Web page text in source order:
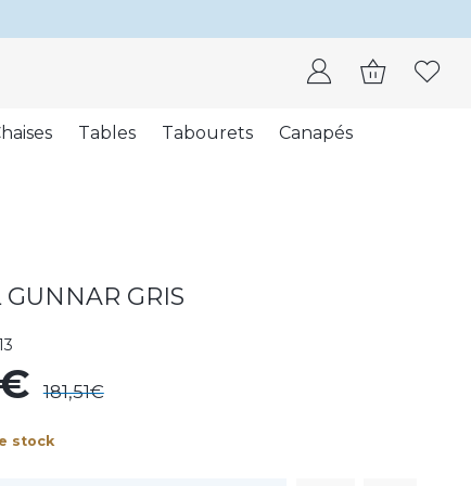
Tables Tabourets Canapés
GUNNAR GRIS
181,51€
stock